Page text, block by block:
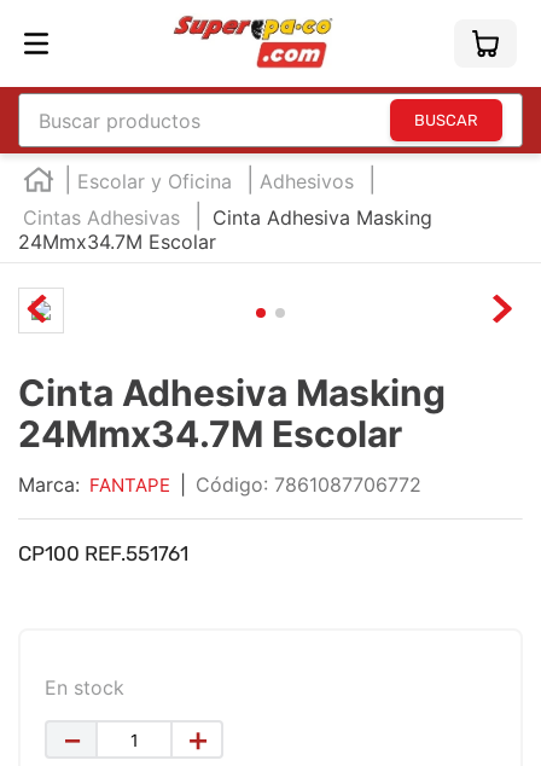
Buscar productos
Escolar y Oficina
Adhesivos
Cintas Adhesivas
Cinta Adhesiva Masking
24Mmx34.7M Escolar
Cinta Adhesiva Masking
24Mmx34.7M Escolar
Marca: FANTAPE :7861087706772
CP100 REF.551761
En stock
＋
－
TÉRMINOS MÁS BUSCADOS
1.
england
2.
marcador e300
3.
4.
5.
mouse
6.
marcadores
9.
impresora